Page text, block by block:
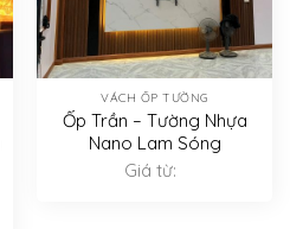
VÁCH ỐP TƯỜNG
Ốp Trần – Tường Nhựa
Nano Lam Sóng
Giá từ: